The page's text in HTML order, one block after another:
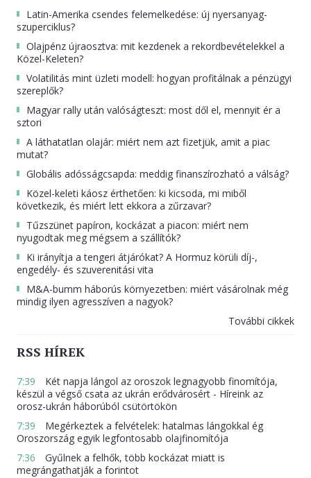
Latin-Amerika csendes felemelkedése: új nyersanyag-
szuperciklus?
Olajpénz újraosztva: mit kezdenek a rekordbevételekkel a
Közel-Keleten?
Volatilitás mint üzleti modell: hogyan profitálnak a pénzügyi
szereplők?
Magyar rally után valóságteszt: most dől el, mennyit ér a
sztori
A láthatatlan olajár: miért nem azt fizetjük, amit a piac
mutat?
Globális adósságcsapda: meddig finanszírozható a válság?
Közel-keleti káosz érthetően: ki kicsoda, mi miből
következik, és miért lett ekkora a zűrzavar?
Tűzszünet papíron, kockázat a piacon: miért nem
nyugodtak meg mégsem a szállítók?
Ki irányítja a tengeri átjárókat? A Hormuz körüli díj-,
engedély- és szuverenitási vita
M&A-bumm háborús környezetben: miért vásárolnak még
mindig ilyen agresszíven a nagyok?
További cikkek
RSS HÍREK
7:39
Két napja lángol az oroszok legnagyobb finomítója,
készül a végső csata az ukrán erődvárosért - Híreink az
orosz-ukrán háborúból csütörtökön
7:39
Megérkeztek a felvételek: hatalmas lángokkal ég
Oroszország egyik legfontosabb olajfinomítója
7:36
Gyűlnek a felhők, több kockázat miatt is
megrángathatják a forintot